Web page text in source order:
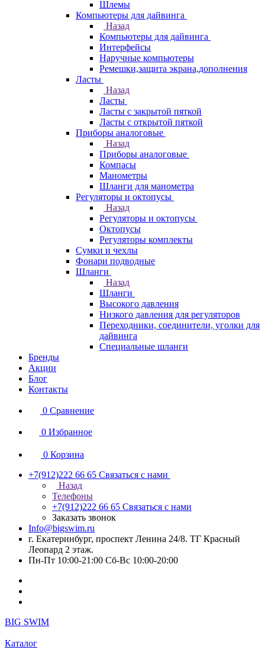
Шлемы
Компьютеры для дайвинга
Назад
Компьютеры для дайвинга
Интерфейсы
Наручные компьютеры
Ремешки,защита экрана,дополнения
Ласты
Назад
Ласты
Ласты с закрытой пяткой
Ласты с открытой пяткой
Приборы аналоговые
Назад
Приборы аналоговые
Компасы
Манометры
Шланги для манометра
Регуляторы и октопусы
Назад
Регуляторы и октопусы
Октопусы
Регуляторы комплекты
Сумки и чехлы
Фонари подводные
Шланги
Назад
Шланги
Высокого давления
Низкого давления для регуляторов
Переходники, соединители, уголки для
дайвинга
Специальные шланги
Бренды
Акции
Блог
Контакты
0 Сравнение
0 Избранное
0 Корзина
+7(912)222 66 65 Связаться с нами
Назад
Телефоны
+7(912)222 66 65 Связаться с нами
Заказать звонок
Info@bigswim.ru
г. Екатеринбург, проспект Ленина 24/8. ТГ Красный
Леопард 2 этаж.
Пн-Пт 10:00-21:00 Сб-Вс 10:00-20:00
BIG SWIM
Каталог